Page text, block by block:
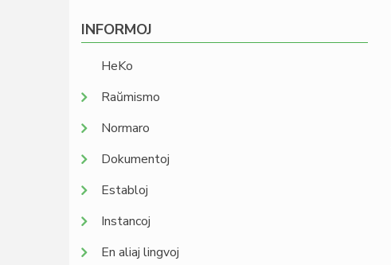
INFORMOJ
HeKo
Raŭmismo
Normaro
Dokumentoj
Establoj
Instancoj
En aliaj lingvoj